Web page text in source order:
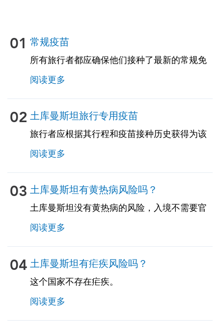
01 常规疫苗
所有旅行者都应确保他们接种了最新的常规免
疫接种。其中一些疫苗包括：• 水痘（水痘）•
破伤风-白喉-百日咳 • 麻疹-腮腺炎-风疹
（MMR）• 肺炎球菌（适用于65岁及以上的成
年人，以及所有患有慢性病或免疫功能低下的
阅读更多
02 土库曼斯坦旅行专用疫苗
旅行者应根据其行程和疫苗接种历史获得为该
国量身定制的旅行相关疫苗。见下文！
阅读更多
03 土库曼斯坦有黄热病风险吗？
土库曼斯坦没有黄热病的风险，入境不需要官
方的黄热病疫苗接种证书。但是，如果您来自
存在黄热病的国家，则可能需要疫苗接种证
明。请咨询我们的专家了解更多详情。
阅读更多
04 土库曼斯坦有疟疾风险吗？
这个国家不存在疟疾。
阅读更多